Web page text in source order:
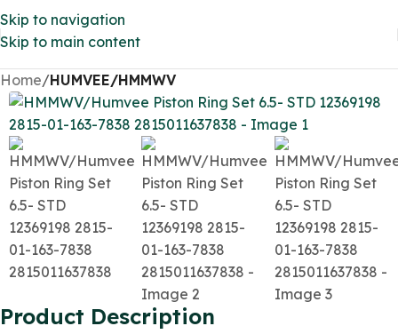
Skip to navigation
Skip to main content
Home HUMVEE/HMMWV
Product Description